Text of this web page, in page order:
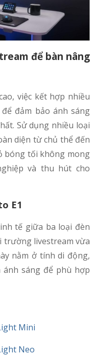
để bàn nâng
việc kết hợp nhiều
đảm bảo ánh sáng
Sử dụng nhiều loại
diện từ chủ thể đến
bóng tối không mong
và thu hút cho
E1
tế giữa ba loại đèn
trường livestream vừa
nằm ở tính di động,
sáng để phù hợp
Mini
Neo